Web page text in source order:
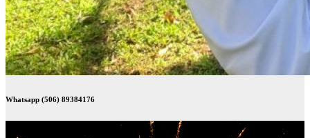
Whatsapp (506) 89384176